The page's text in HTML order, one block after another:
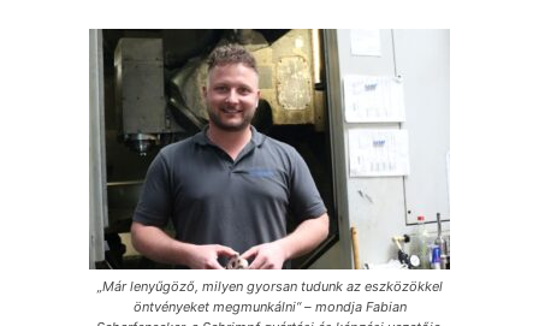
„Már lenyűgöző, milyen gyorsan tudunk az eszközökkel
öntvényeket megmunkálni“ – mondja Fabian